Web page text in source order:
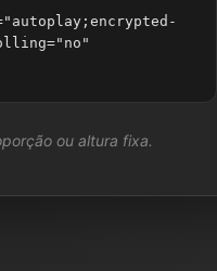
ou altura fixa.